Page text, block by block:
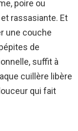
poire ou
et rassasiante. Et
une couche
de
suffit à
cuillère libère
qui fait